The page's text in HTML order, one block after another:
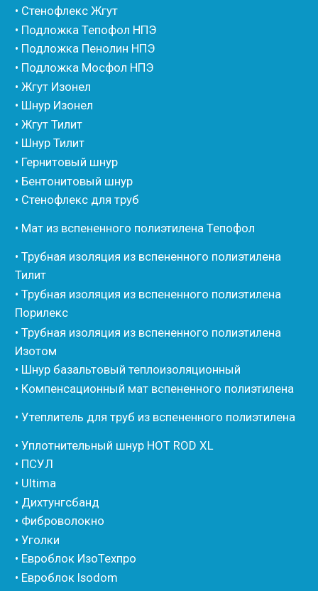
• Уплотнительный шнур HOT ROD XL
• Ultima
• Дихтунгсбанд
• Уголки
• Евроблок ИзоТехпро
• Евроблок Isodom
• Евроблок Penoterm
• Евроблок Порилекс
• Евроблок Стенофон